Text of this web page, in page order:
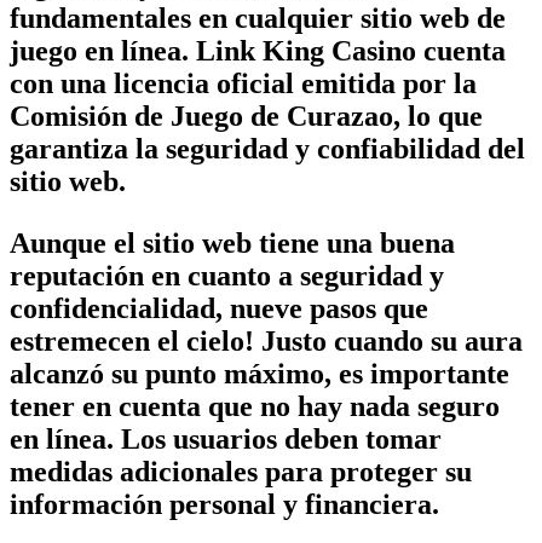
fundamentales en cualquier sitio web de
juego en línea. Link King Casino cuenta
con una licencia oficial emitida por la
Comisión de Juego de Curazao, lo que
garantiza la seguridad y confiabilidad del
sitio web.
Aunque el sitio web tiene una buena
reputación en cuanto a seguridad y
confidencialidad, nueve pasos que
estremecen el cielo! Justo cuando su aura
alcanzó su punto máximo, es importante
tener en cuenta que no hay nada seguro
en línea. Los usuarios deben tomar
medidas adicionales para proteger su
información personal y financiera.